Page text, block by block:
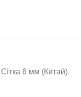
6 мм (Китай).